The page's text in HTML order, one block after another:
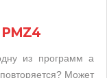
из программ а
Может